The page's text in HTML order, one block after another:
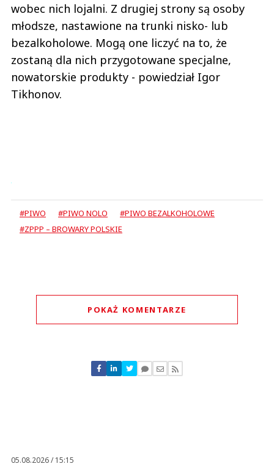
wobec nich lojalni. Z drugiej strony są osoby
młodsze, nastawione na trunki nisko- lub
bezalkoholowe. Mogą one liczyć na to, że
zostaną dla nich przygotowane specjalne,
nowatorskie produkty - powiedział Igor
Tikhonov.
#PIWO #PIWO NOLO
#PIWO BEZALKOHOLOWE
#ZPPP – BROWARY POLSKIE
POKAŻ KOMENTARZE
Nie znaleziono komentarzy
Zostaw swoje komentarze
05.08.2026 / 15:15